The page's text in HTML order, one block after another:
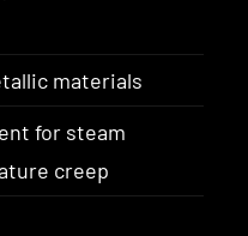
materials
for steam
creep